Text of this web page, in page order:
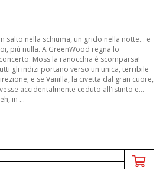
salto nella schiuma, un grido nella notte... e
più nulla. A GreenWood regna lo
Moss la ranocchia è scomparsa!
gli indizi portano verso un'unica, terribile
e se Vanilla, la civetta dal gran cuore,
accidentalmente ceduto all'istinto e...
in ...